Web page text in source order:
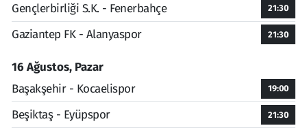
Gençlerbirliği S.K. - Fenerbahçe 21:30
Gaziantep FK - Alanyaspor 21:30
16 Ağustos, Pazar
Başakşehir - Kocaelispor
19:00
Beşiktaş - Eyüpspor 21:30